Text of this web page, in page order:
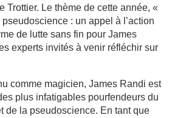
Trottier. Le thème de cette année, «
: un appel à l’action
de lutte sans fin pour James
experts invités à venir réfléchir sur
comme magicien, James Randi est
plus infatigables pourfendeurs du
de la pseudoscience. En tant que